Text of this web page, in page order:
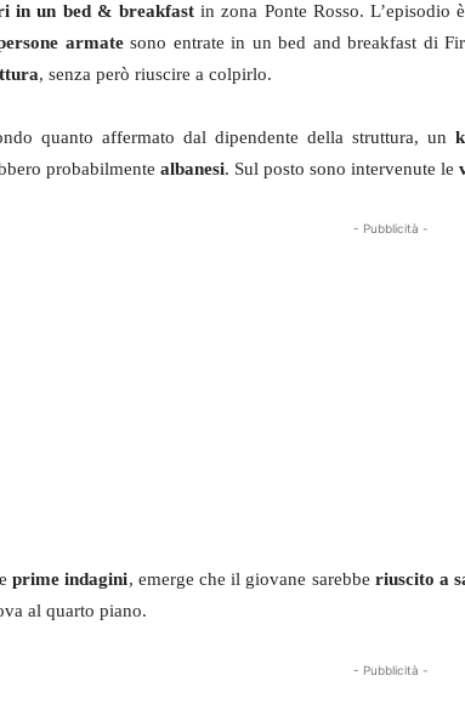
in un bed & breakfastin zona Ponte Rosso.
armatesono entrate in un bed and breakfast di
, senza però riuscire a colpirlo.
quanto affermato dal dipendente della struttura, un
probabilmente albanesi. Sul posto sono intervenute le
- Pubblicità -
prime indagini, emerge che il giovane sarebbe riuscito a
al quarto piano.
- Pubblicità -